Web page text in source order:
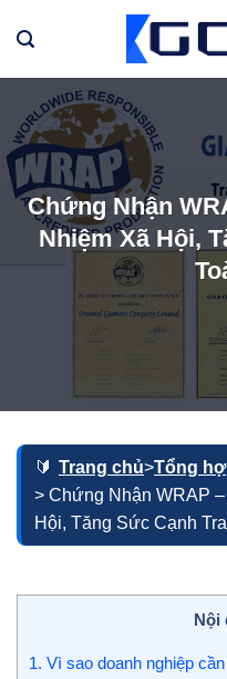
qua
Chứng Nhận
Nhiệm Xã Hội,
Trang chủ>Tổng
> Chứng Nhận WRAP
Hội, Tăng Sức Cạnh
Nội
1. Vì sao doanh nghiệp